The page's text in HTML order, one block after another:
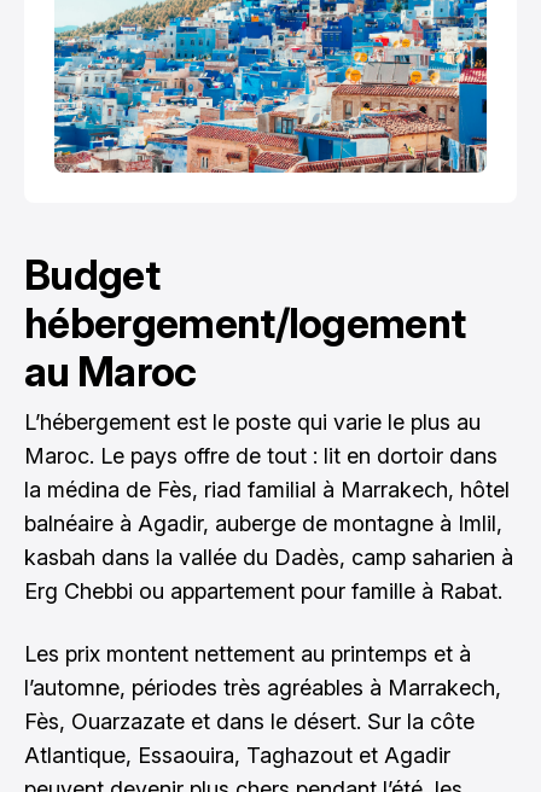
Budget
hébergement/logement
au Maroc
L’hébergement est le poste qui varie le plus au
Maroc. Le pays offre de tout : lit en dortoir dans
la médina de Fès, riad familial à Marrakech, hôtel
balnéaire à Agadir, auberge de montagne à Imlil,
kasbah dans la vallée du Dadès, camp saharien à
Erg Chebbi ou appartement pour famille à Rabat.
Les prix montent nettement au printemps et à
l’automne, périodes très agréables à Marrakech,
Fès, Ouarzazate et dans le désert. Sur la côte
Atlantique, Essaouira, Taghazout et Agadir